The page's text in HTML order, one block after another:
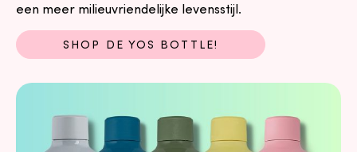
een meer milieuvriendelijke levensstijl.
SHOP DE YOS BOTTLE!